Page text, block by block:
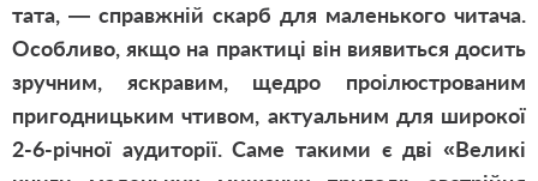
тата, — справжній скарб для маленького читача.
Особливо, якщо на практиці він виявиться досить
зручним, яскравим, щедро проілюстрованим
пригодницьким чтивом, актуальним для широкої
2-6-річної аудиторії. Саме такими є дві «Великі